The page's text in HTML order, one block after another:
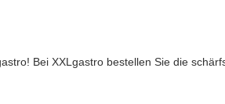
Bei XXLgastro bestellen Sie die